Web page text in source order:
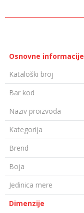
Osnovne informacije
Kataloški broj
Bar kod
Naziv proizvoda
Kategorija
Brend
Boja
Jedinica mere
Dimenzije